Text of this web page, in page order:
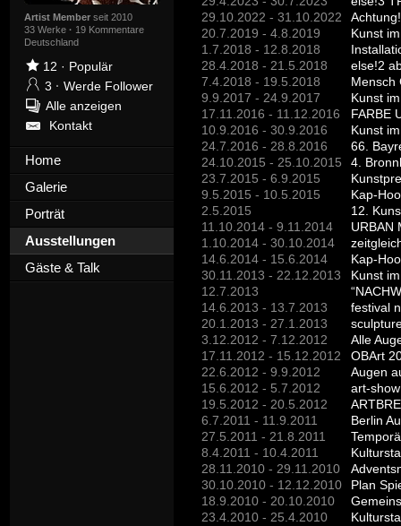
Artist Memberseit 2010
33 Werke · 19 Kommentare
Deutschland
12 · Populär
3 · Werde Follower
Alle anzeigen
Kontakt
Home
Galerie
Porträt
Ausstellungen
Gäste & Talk
29.10.2022 - 31.10.2022
20.7.2019 - 4.8.2019
Kunst
1.7.2018 - 12.8.2018
28.4.2018 - 21.5.2018
else!2
7.4.2018 - 19.5.2018
Mensch
9.9.2017 - 24.9.2017
Kunst
17.11.2016 - 11.12.2016
FARBE
10.9.2016 - 30.9.2016
Kunst
24.7.2016 - 28.8.2016
66.
24.10.2015 - 25.10.2015
4.
23.7.2015 - 6.9.2015
9.5.2015 - 10.5.2015
Kap-
2.5.2015
12.
11.10.2014 - 9.11.2014
URBAN
1.10.2014 - 30.10.2014
14.6.2014 - 15.6.2014
Kap-
30.11.2013 - 22.12.2013
Kunst
12.7.2013
14.6.2013 - 13.7.2013
festival
20.1.2013 - 27.1.2013
3.12.2012 - 7.12.2012
Alle
17.11.2012 - 15.12.2012
OBArt
22.6.2012 - 9.9.2012
Augen
15.6.2012 - 5.7.2012
art-
19.5.2012 - 20.5.2012
6.7.2011 - 11.9.2011
Berlin
27.5.2011 - 21.8.2011
8.4.2011 - 10.4.2011
28.11.2010 - 29.11.2010
30.10.2010 - 12.12.2010
Plan
18.9.2010 - 20.10.2010
23.4.2010 - 25.4.2010